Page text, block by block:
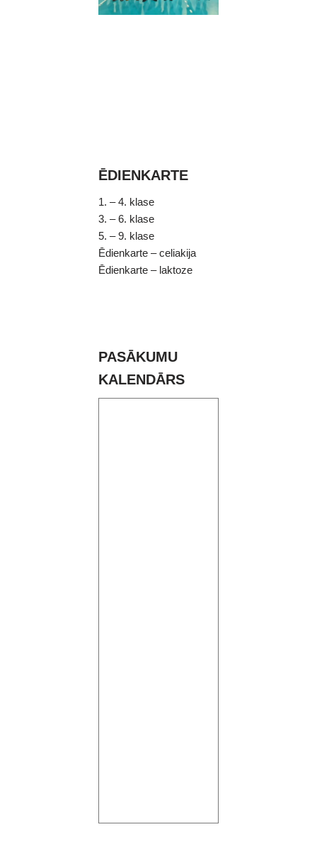
ĒDIENKARTE
1. – 4. klase
3. – 6. klase
5. – 9. klase
Ēdienkarte – celiakija
Ēdienkarte – laktoze
PASĀKUMU
KALENDĀRS